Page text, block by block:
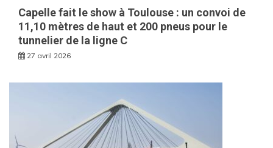
Capelle fait le show à Toulouse : un convoi de
11,10 mètres de haut et 200 pneus pour le
tunnelier de la ligne C
27 avril 2026